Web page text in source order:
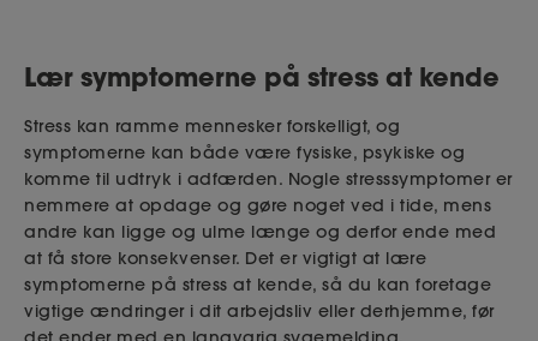
Lær symptomerne på stress at kende
Stress kan ramme mennesker forskelligt, og
symptomerne kan både være fysiske, psykiske og
komme til udtryk i adfærden. Nogle stresssymptomer er
nemmere at opdage og gøre noget ved i tide, mens
andre kan ligge og ulme længe og derfor ende med
at få store konsekvenser. Det er vigtigt at lære
symptomerne på stress at kende, så du kan foretage
vigtige ændringer i dit arbejdsliv eller derhjemme, før